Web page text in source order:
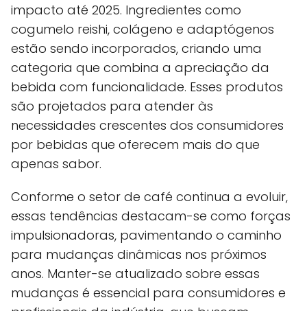
impacto até 2025. Ingredientes como
cogumelo reishi, colágeno e adaptógenos
estão sendo incorporados, criando uma
categoria que combina a apreciação da
bebida com funcionalidade. Esses produtos
são projetados para atender às
necessidades crescentes dos consumidores
por bebidas que oferecem mais do que
apenas sabor.
Conforme o setor de café continua a evoluir,
essas tendências destacam-se como forças
impulsionadoras, pavimentando o caminho
para mudanças dinâmicas nos próximos
anos. Manter-se atualizado sobre essas
mudanças é essencial para consumidores e